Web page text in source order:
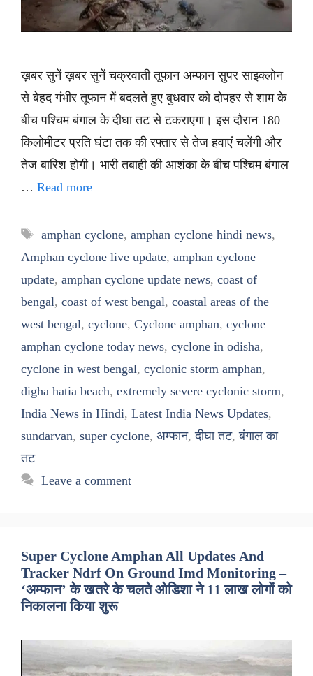
ख़बर सुनें ख़बर सुनें चक्रवाती तूफान अम्फान सुपर साइक्लोन
से बेहद गंभीर तूफान में बदलते हुए बुधवार को दोपहर से शाम के
बीच पश्चिम बंगाल के दीघा तट से टकराएगा। इस दौरान 180
किलोमीटर प्रति घंटा तक की रफ्तार से तेज हवाएं चलेंगी और
तेज बारिश होगी। भारी तबाही की आशंका के बीच पश्चिम बंगाल
… Read more
Tags
amphan cyclone, amphan cyclone hindi news,
Amphan cyclone live update, amphan cyclone
update, amphan cyclone update news, coast of
bengal, coast of west bengal, coastal areas of the
west bengal, cyclone, Cyclone amphan, cyclone
amphan cyclone today news, cyclone in odisha,
cyclone in west bengal, cyclonic storm amphan,
digha hatia beach, extremely severe cyclonic storm,
India News in Hindi, Latest India News Updates,
sundarvan, super cyclone, अम्फान,दीघा तट,बंगाल का
तट
Leave a comment
Super Cyclone Amphan All Updates And
Tracker Ndrf On Ground Imd Monitoring –
‘अम्फान’ के खतरे के चलते ओडिशा ने 11 लाख लोगों को
निकालना किया शुरू